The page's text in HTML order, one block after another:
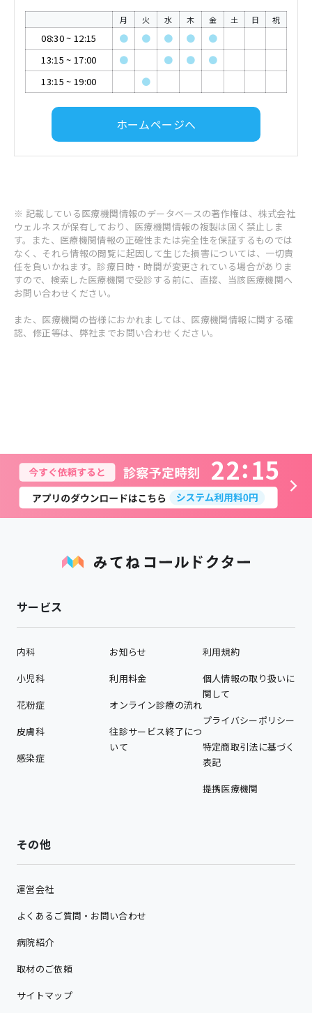
月 火 水 木 金 土 日 祝
08:30~ 12:15 ● ● ● ●
●
13:15 ~ 17:00 ● ● ●
●
13:15 ~ 19:00 ●
ホームページへ
※ 記載している医療機関情報のデータベースの著作権は、株式会社
ウェルネスが保有しており、医療機関情報の複製は固く禁止しま
す。また、医療機関情報の正確性または完全性を保証するものでは
なく、それら情報の閲覧に起因して生じた損害については、一切責
任を負いかねます。診療日時・時間が変更されている場合がありま
すので、検索した医療機関で受診する前に、直接、当該医療機関へ
お問い合わせください。
また、医療機関の皆様におかれましては、医療機関情報に関する確
認、修正等は、弊社までお問い合わせください。
22 15
サービス
内科
小児科
花粉症
皮膚科
感染症
お知らせ
利用料金
オンライン診療の流れ
往診サービス終了につ
いて
利用規約
個人情報の取り扱いに
関して
プライバシーポリシー
特定商取引法に基づく
表記
提携医療機関
その他
運営会社
よくあるご質問・お問い合わせ
病院紹介
取材のご依頼
サイトマップ